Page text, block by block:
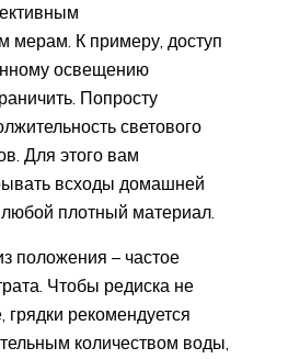
мерам. К примеру, доступ
освещению
Попросту
светового
Для этого вам
всходы домашней
плотный материал.
положения – частое
Чтобы редиска не
рекомендуется
количеством воды,